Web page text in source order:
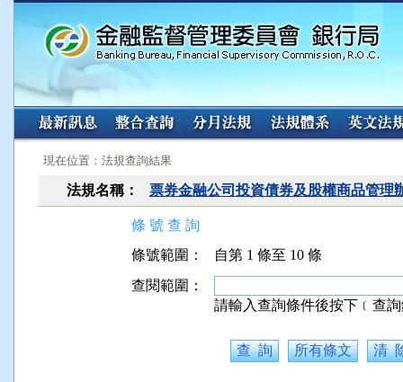
:::
現在位置：法規查詢結果
法規名稱： 票券金融公司投資債券及股權商品管理
條 號 查 詢
條號範圍：
自第 1 條至 10 條
查閱範圍：
請輸入查詢條件後按下﹝查